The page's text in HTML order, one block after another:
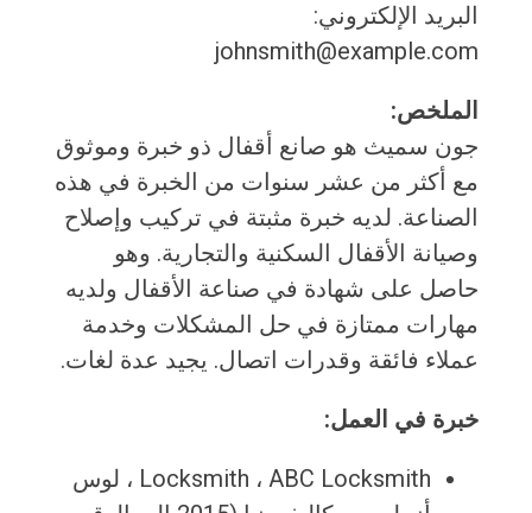
البريد الإلكتروني:
johnsmith@example.com
الملخص:
جون سميث هو صانع أقفال ذو خبرة وموثوق
مع أكثر من عشر سنوات من الخبرة في هذه
الصناعة. لديه خبرة مثبتة في تركيب وإصلاح
وصيانة الأقفال السكنية والتجارية. وهو
حاصل على شهادة في صناعة الأقفال ولديه
مهارات ممتازة في حل المشكلات وخدمة
عملاء فائقة وقدرات اتصال. يجيد عدة لغات.
خبرة في العمل:
Locksmith ، ABC Locksmith ، لوس